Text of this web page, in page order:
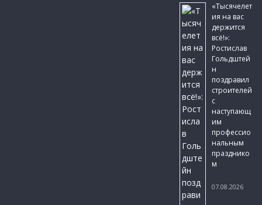
«Тысячелет
ия на вас
держится
всё!»:
Ростислав
Гольдштей
н
поздравил
строителей
с
наступающ
им
профессио
нальным
празднико
м
07.08.2026